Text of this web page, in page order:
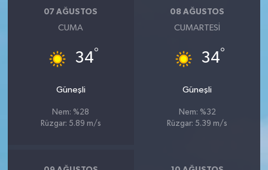
07 AĞUSTOS
CUMA
34°
Güneşli
Nem: %28
Rüzgar: 5.89 m/s
08 AĞUSTOS
CUMARTESI
34°
Güneşli
Nem: %32
Rüzgar: 5.39 m/s